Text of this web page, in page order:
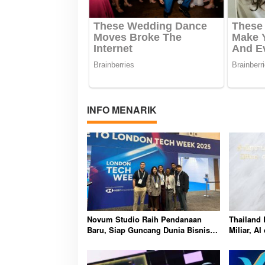
INFO MENARIK
Novum Studio Raih Pendanaan
Baru, Siap Guncang Dunia Bisnis
Global
Thailand
Miliar, AI